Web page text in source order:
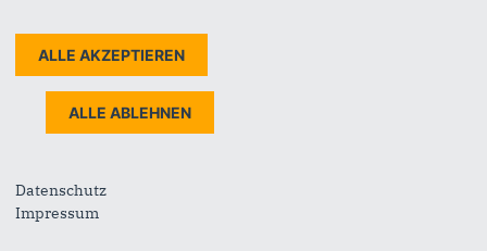
mehr lesen
CDU unterstützt neuen Fördersprint der
Stadt: „Wir bauen für die Mittelschicht“
Eigentumswohnungen vorantreiben. Profitieren sollen besonders
Menschen mit...
Datenschutz
Impressum